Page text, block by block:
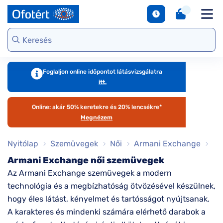
Webshop kínálat
Virtuális
szemüvegpróba
Szemüveg-
kiegészítők
Online vásárlás
útmutató
Kategória
Női
Férfi
Gyermek
Ralph
Tommy
Emporio
Armani
márkáink
megtekintése
Kollekciók
Polarizált
napszemüvegek
Virtuális
napszemüvegpróba
Kategória
Férfi
Ray-Ban
Guess
Exchange
Ralph
Gondoskodjunk
szemünkről
Kerettípusok
Márkaismertető
Foglaljon online időpontot látásvizsgálatra
itt.
Online: akár 50% keretekre és 20% lencsékre*
Megnézem
Nyitólap Szemüvegek Női Armani Exchange
Armani Exchange női szemüvegek
Az Armani Exchange szemüvegek a modern
technológia és a megbízhatóság ötvözésével készülnek,
hogy éles látást, kényelmet és tartósságot nyújtsanak.
A karakteres és mindenki számára elérhető darabok a